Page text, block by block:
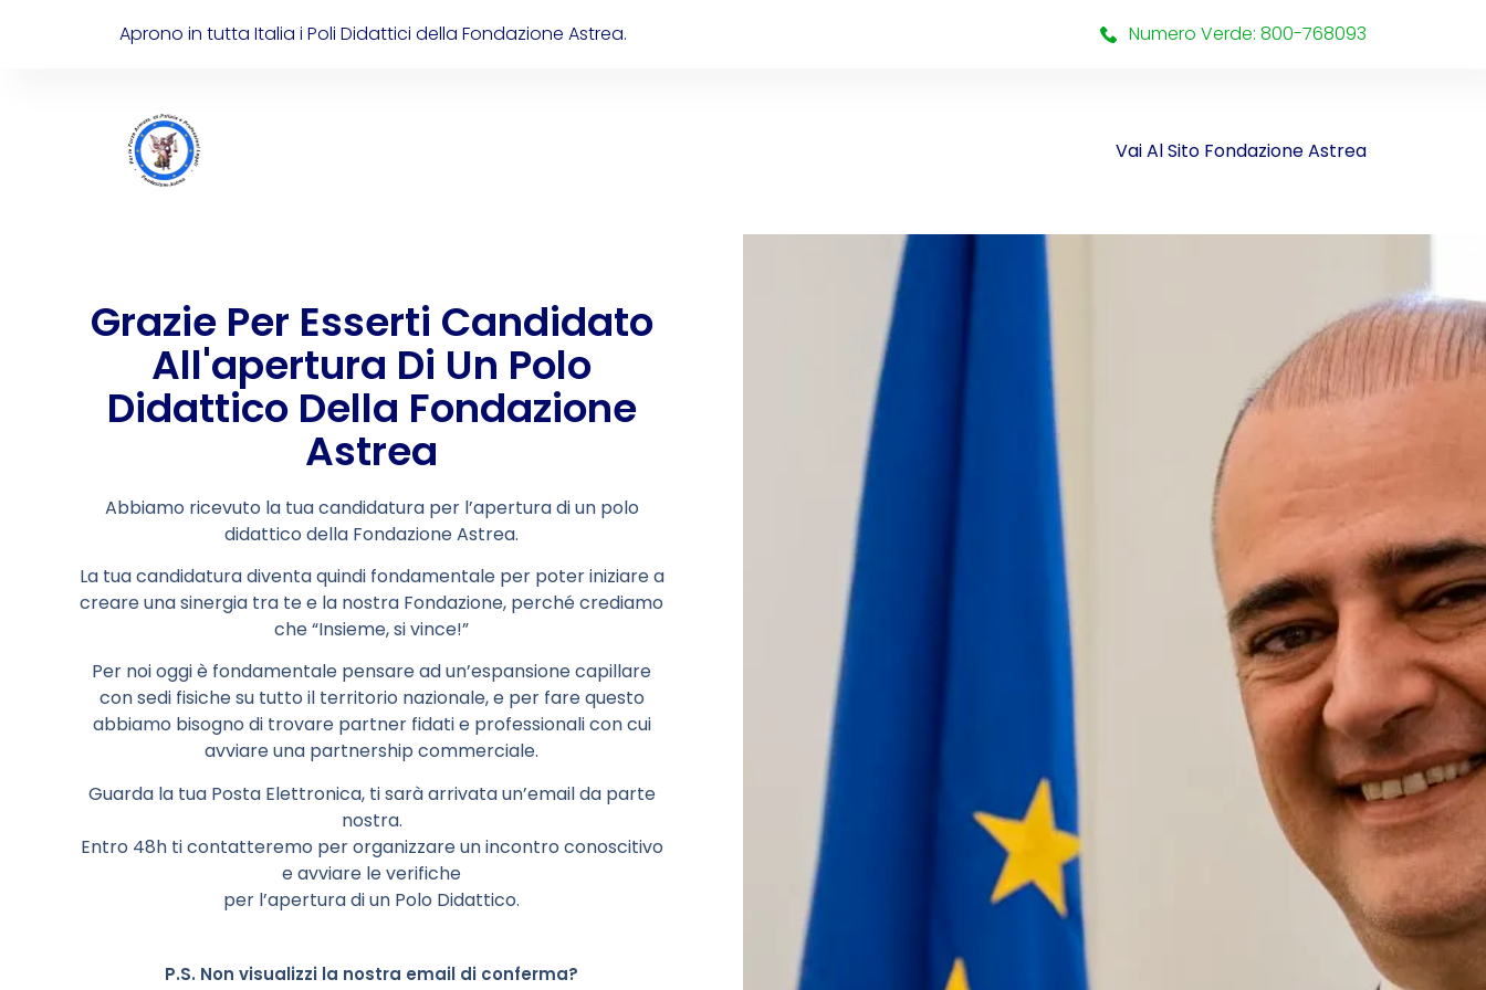
Aprono in tutta Italia i Poli Didattici della Fondazione Astrea. Numero Verde: 800-768093
Vai Al Sito Fondazione Astrea
Grazie Per Esserti Candidato
All'apertura Di Un Polo
Didattico Della Fondazione
Astrea
Abbiamo ricevuto la tua candidatura per l’apertura di un polo
didattico della Fondazione Astrea.
La tua candidatura diventa quindi fondamentale per poter iniziare a
creare una sinergia tra te e la nostra Fondazione, perché crediamo
che “Insieme, si vince!”
Per noi oggi è fondamentale pensare ad un’espansione capillare
con sedi fisiche su tutto il territorio nazionale, e per fare questo
abbiamo bisogno di trovare partner fidati e professionali con cui
avviare una partnership commerciale.
Guarda la tua Posta Elettronica, ti sarà arrivata un’email da parte
nostra.
Entro 48h ti contatteremo per organizzare un incontro conoscitivo
e avviare le verifiche
per l’apertura di un Polo Didattico.
P.S. Non visualizzi la nostra email di conferma?